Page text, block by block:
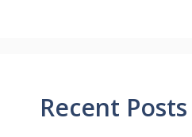
Recent Posts